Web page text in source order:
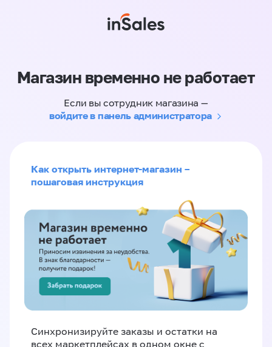
Магазин временно не работает
Если вы сотрудник магазина —
войдите в панель администратора
Как открыть интернет-магазин –
пошаговая инструкция
Синхронизируйте заказы и остатки на
всех маркетплейсах в одном окне с